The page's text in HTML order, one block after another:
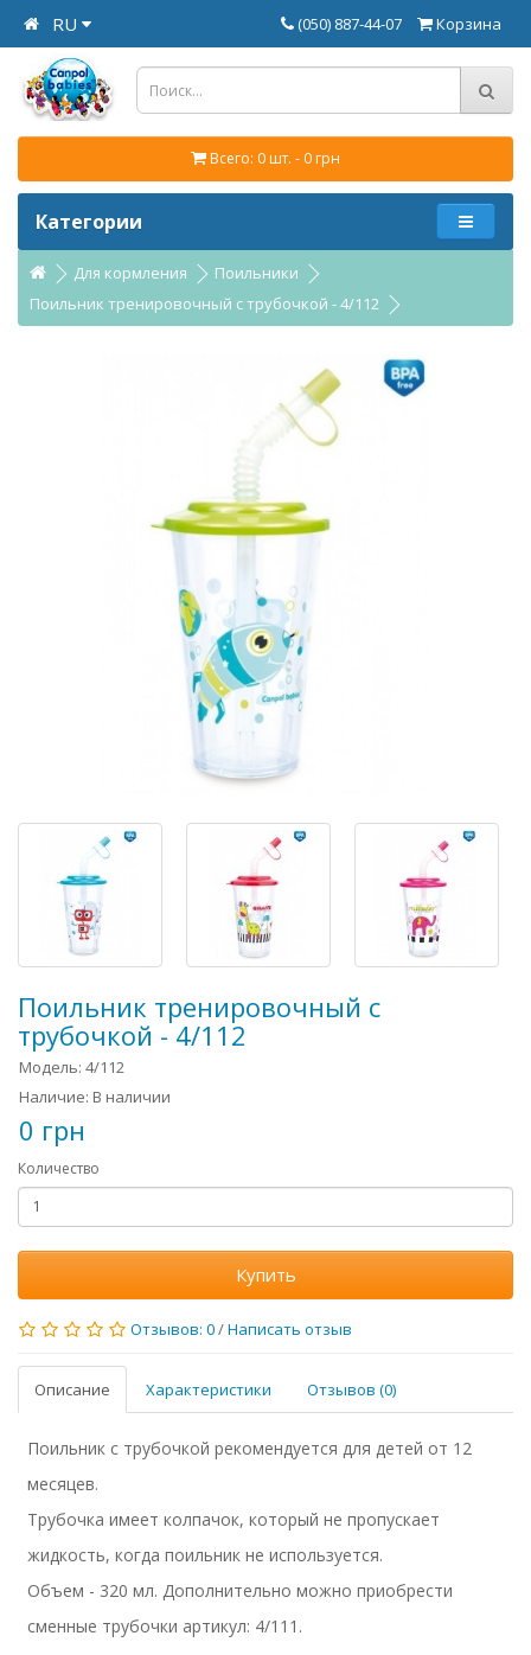
RU Корзина
(050) 887-44-07
Всего: 0 шт. - 0 грн
Категории
Для кормления
Поильники
Поильник тренировочный с трубочкой - 4/112
Поильник тренировочный с
трубочкой - 4/112
Модель: 4/112
Наличие: В наличии
0 грн
Количество
Купить
Отзывов: 0/Написать отзыв
Описание Характеристики Отзывов (0)
Поильник с трубочкой рекомендуется для детей от 12
месяцев.
Трубочка имеет колпачок, который не пропускает
жидкость, когда поильник не используется.
Объем - 320 мл. Дополнительно можно приобрести
сменные трубочки артикул: 4/111.